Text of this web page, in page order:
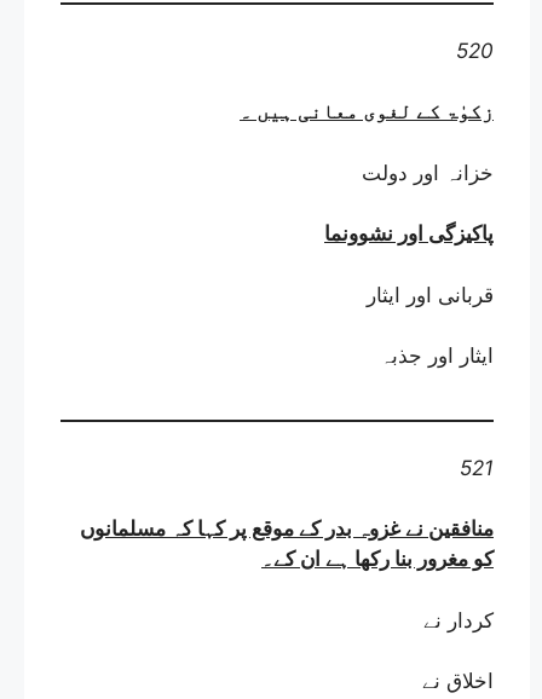
520
زکوٰۃ کے لغوی معانی ہیں ۔
خزانہ اور دولت
پاکیزگی اور نشوونما
قربانی اور ایثار
ایثار اور جذبہ
521
منافقین نے غزوہ بدر کے موقع پر کہا کہ مسلمانوں
کو مغرور بنا رکھا ہے ان کے۔
کردار نے
اخلاق نے